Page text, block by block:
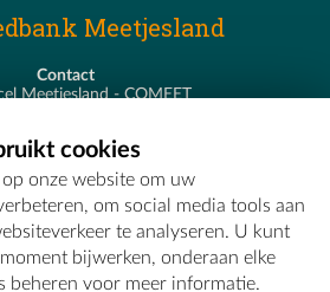
Meetjesland
Contact
Meetjesland - COMEET
T - 09 373 75 96
cookies
onze website om uw
om social media tools aan
te analyseren. U kunt
bijwerken, onderaan elke
beheren voor meer informatie.